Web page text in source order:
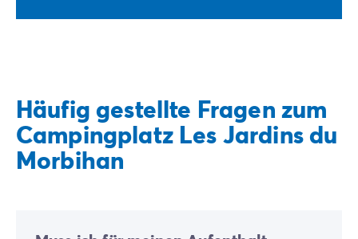
Häufig gestellte Fragen zum
Campingplatz Les Jardins du
Morbihan